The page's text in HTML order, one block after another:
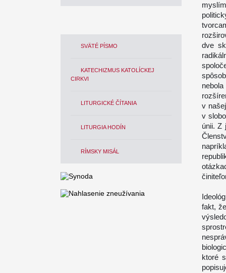
SVÄTÉ PÍSMO
KATECHIZMUS KATOLÍCKEJ
CIRKVI
LITURGICKÉ ČÍTANIA
LITURGIA HODÍN
RÍMSKY MISÁL
dve
v
v
únii. Z
fakt,
ktoré